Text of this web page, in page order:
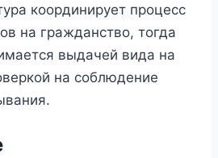
координирует процесс
на гражданство, тогда
выдачей вида на
на соблюдение